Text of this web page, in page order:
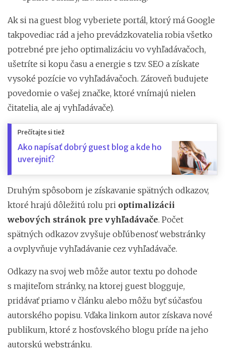
Ak si na guest blog vyberiete portál, ktorý má Google
takpovediac rád a jeho prevádzkovatelia robia všetko
potrebné pre jeho optimalizáciu vo vyhľadávačoch,
ušetríte si kopu času a energie s tzv. SEO a získate
vysoké pozície vo vyhľadávačoch. Zároveň budujete
povedomie o vašej značke, ktoré vnímajú nielen
čitatelia, ale aj vyhľadávače).
Prečítajte si tiež
Ako napísať dobrý guest blog a kde ho
uverejniť?
Druhým spôsobom je získavanie spätných odkazov,
ktoré hrajú dôležitú rolu pri optimalizácii
webových stránok pre vyhľadávače. Počet
spätných odkazov zvyšuje obľúbenosť webstránky
a ovplyvňuje vyhľadávanie cez vyhľadávače.
Odkazy na svoj web môže autor textu po dohode
s majiteľom stránky, na ktorej guest blogguje,
pridávať priamo v článku alebo môžu byť súčasťou
autorského popisu. Vďaka linkom autor získava nové
publikum, ktoré z hosťovského blogu príde na jeho
autorskú webstránku.